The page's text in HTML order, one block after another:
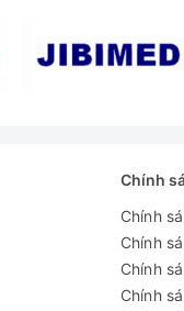
650
Chính
Chính
Chính
Chính
Chính